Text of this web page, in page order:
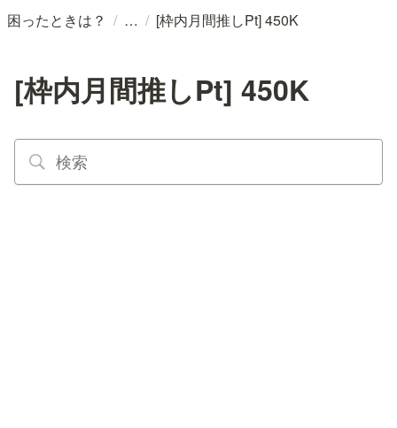
困ったときは？ / / [枠内月間推しPt] 450K
[枠内月間推しPt] 450K